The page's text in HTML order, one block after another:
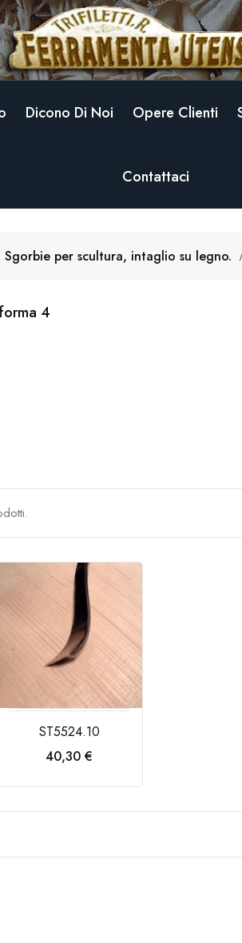
alla lista dei desideri
((cancelText))
effettuato l'accesso per salvare dei prodotti nella
Dicono Di Noi Opere Clienti
Contattaci
Sgorbie per scultura, intaglio su legno.
4
ST5524.10
Prezzo
40,30 €